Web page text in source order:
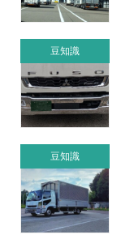
豆知識
豆知識